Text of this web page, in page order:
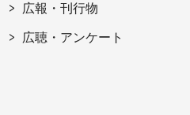
広報・刊行物
広聴・アンケート